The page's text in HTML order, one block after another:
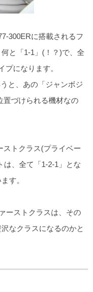
300ERに搭載されるフ
と「1-1」(！？)で、全
プになります。
と、あの「ジャンボジ
置づけられる機材なの
ストクラス(プライベー
は、全て「1-2-1」とな
す。
ーストクラスは、その
なクラスになるのかと